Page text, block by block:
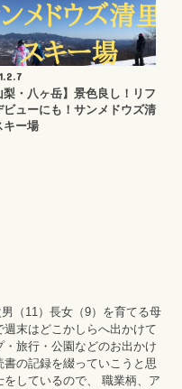
梨・八ヶ岳】景色良し！リフ
ビューにも！サンメドウズ清
キー場
（11）長女（9）を育てる母
末はどこかしらへ出かけて
旅行・公園などのお出かけ
の記録を綴っていこうと思
しているので、 職業柄、ア